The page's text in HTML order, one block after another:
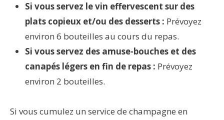
Si vous servez le vin effervescent sur des
plats copieux et/ou des desserts : Prévoyez
environ 6 bouteilles au cours du repas.
Si vous servez des amuse-bouches et des
canapés légers en fin de repas : Prévoyez
environ 2 bouteilles.
Si vous cumulez un service de champagne en